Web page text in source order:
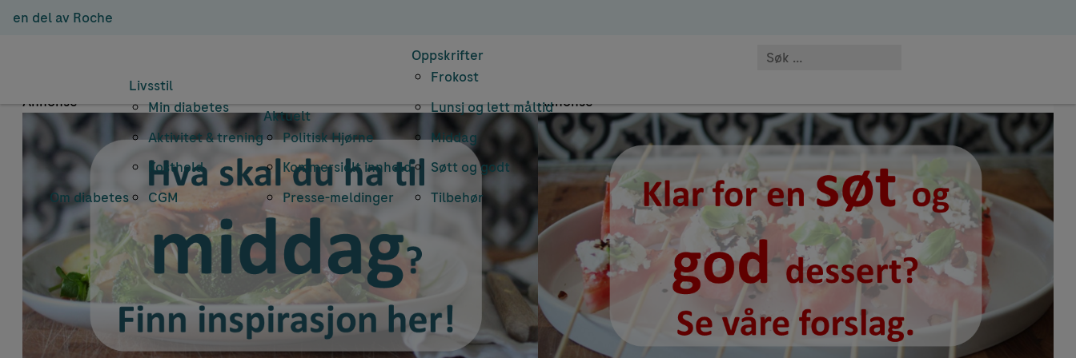
en del av Roche
Om diabetes
Livsstil
Min diabetes
Aktivitet & trening
Kosthold
CGM
Aktuelt
Politisk Hjørne
Kommersielt innhold
Presse-meldinger
Oppskrifter
Frokost
Lunsj og lett måltid
Middag
Søtt og godt
Tilbehør
Emnearkiv: Document Number MC-NO-02146
Annonse Annonse